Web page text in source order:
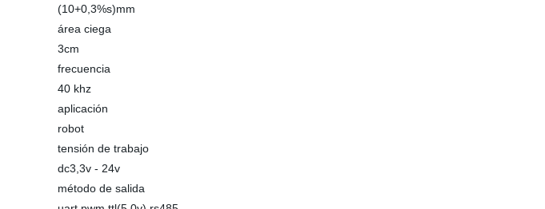
(10+0,3%s)mm
área ciega
3cm
frecuencia
40 khz
aplicación
robot
tensión de trabajo
dc3,3v - 24v
método de salida